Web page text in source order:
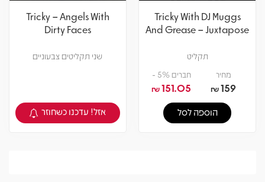
Tricky With DJ Muggs
And Grease – Juxtapose
תקליט
מחיר
159
₪
חברים 5% -
151.05
₪
הוספה לסל
Tricky – Angels With
Dirty Faces
שני תקליטים צבעוניים
צפיה במוצר
אזל! עדכנו כשחוזר